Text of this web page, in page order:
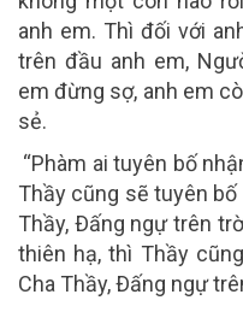
anh em. Thì đối với
trên đầu anh em,
em đừng sợ, anh em
sẻ.
“Phàm ai tuyên bố
Thầy cũng sẽ tuyên
Thầy, Ðấng ngự trên
thiên hạ, thì Thầy
Cha Thầy, Ðấng ngự